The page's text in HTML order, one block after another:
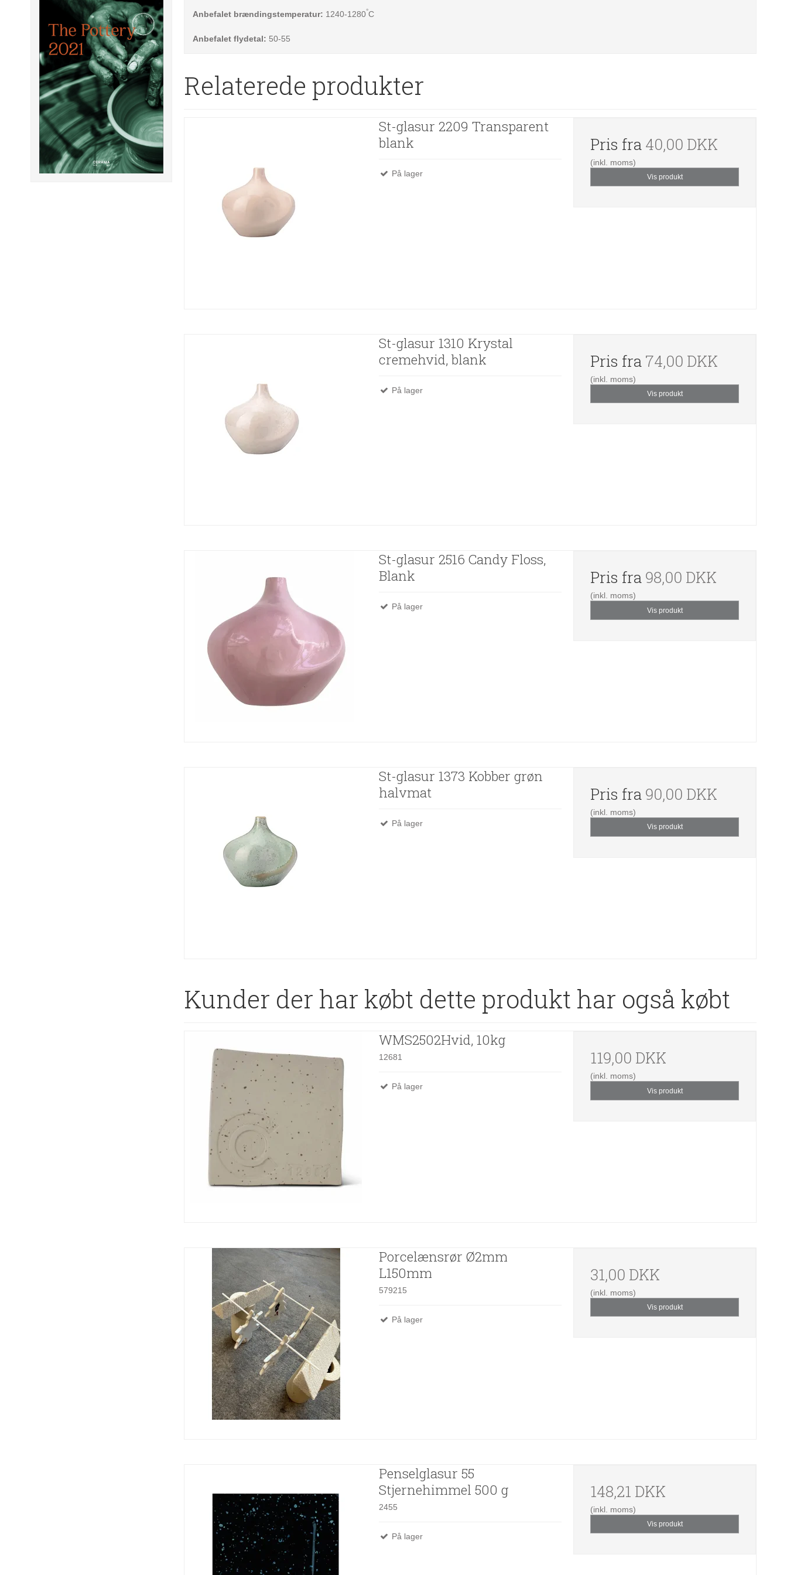
Anbefalet brændingstemperatur: 1240-1280°C
Anbefalet flydetal: 50-55
Relaterede produkter
St-glasur 2209 Transparent
blank
På lager
Pris fra 40,00 DKK
(inkl. moms)
Vis produkt
St-glasur 1310 Krystal
cremehvid, blank
På lager
Pris fra 74,00 DKK
(inkl. moms)
Vis produkt
St-glasur 2516 Candy Floss,
Blank
På lager
Pris fra 98,00 DKK
(inkl. moms)
Vis produkt
St-glasur 1373 Kobber grøn
halvmat
På lager
Pris fra 90,00 DKK
(inkl. moms)
Vis produkt
Kunder der har købt dette produkt har også købt
WMS2502Hvid, 10kg
12681
På lager
119,00 DKK
(inkl. moms)
Vis produkt
Porcelænsrør Ø2mm
L150mm
579215
På lager
31,00 DKK
(inkl. moms)
Vis produkt
Penselglasur 55
Stjernehimmel 500 g
2455
På lager
148,21 DKK
(inkl. moms)
Vis produkt